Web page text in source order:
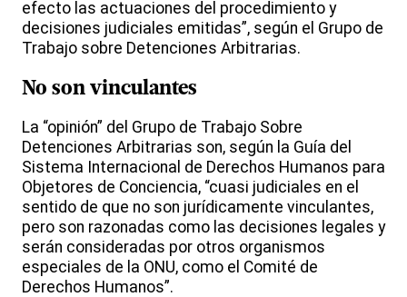
efecto las actuaciones del procedimiento y
decisiones judiciales emitidas”, según el Grupo de
Trabajo sobre Detenciones Arbitrarias.
No son vinculantes
La “opinión” del Grupo de Trabajo Sobre
Detenciones Arbitrarias son, según la Guía del
Sistema Internacional de Derechos Humanos para
Objetores de Conciencia, “cuasi judiciales en el
sentido de que no son jurídicamente vinculantes,
pero son razonadas como las decisiones legales y
serán consideradas por otros organismos
especiales de la ONU, como el Comité de
Derechos Humanos”.